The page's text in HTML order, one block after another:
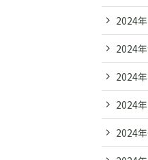
2024
2024
2024
2024
2024